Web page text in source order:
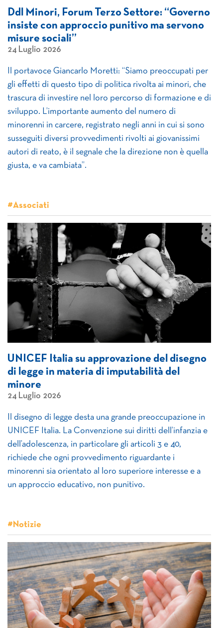
Ddl Minori, Forum Terzo Settore: “Governo
insiste con approccio punitivo ma servono
misure sociali”
24 Luglio 2026
Il portavoce Giancarlo Moretti: “Siamo preoccupati per
gli effetti di questo tipo di politica rivolta ai minori, che
trascura di investire nel loro percorso di formazione e di
sviluppo. L’importante aumento del numero di
minorenni in carcere, registrato negli anni in cui si sono
susseguiti diversi provvedimenti rivolti ai giovanissimi
autori di reato, è il segnale che la direzione non è quella
giusta, e va cambiata”.
#Associati
UNICEF Italia su approvazione del disegno
di legge in materia di imputabilità del
minore
24 Luglio 2026
Il disegno di legge desta una grande preoccupazione in
UNICEF Italia. La Convenzione sui diritti dell’infanzia e
dell’adolescenza, in particolare gli articoli 3 e 40,
richiede che ogni provvedimento riguardante i
minorenni sia orientato al loro superiore interesse e a
un approccio educativo, non punitivo.
#Notizie